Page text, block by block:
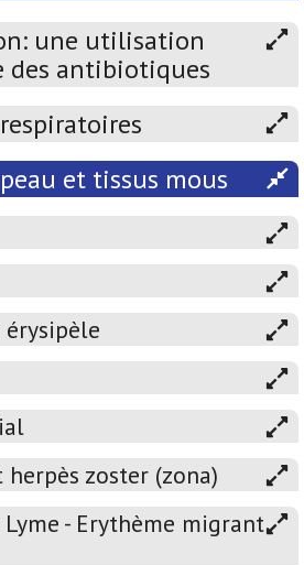
une utilisation
des antibiotiques
et tissus mous
zoster (zona)
- Erythème migrant